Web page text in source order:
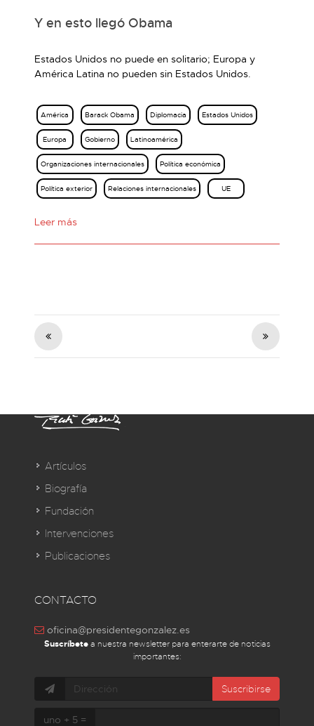
Y en esto llegó Obama
Estados Unidos no puede en solitario; Europa y
América Latina no pueden sin Estados Unidos.
América Barack Obama Diplomacia Estados Unidos
Europa Gobierno Latinoamérica
Organizaciones internacionales Política económica
Política exterior Relaciones internacionales UE
Leer más
Artículos
Biografía
Fundación
Intervenciones
Publicaciones
CONTACTO
oficina@presidentegonzalez.es
Suscríbetea nuestra newsletter para enterarte de noticias
importantes:
Suscribirse
uno + 5 =